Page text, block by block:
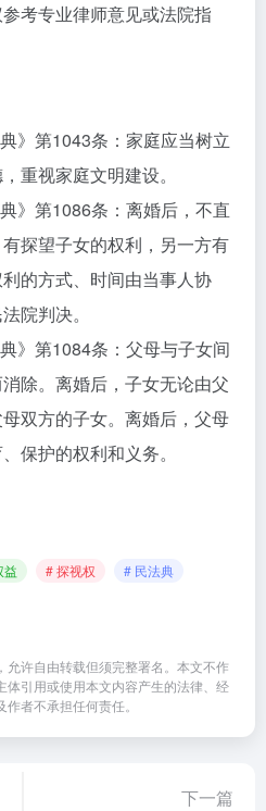
考专业律师意见或法院指
》第1043条：家庭应当树立
重视家庭文明建设。
》第1086条：离婚后，不直
探望子女的权利，另一方有
的方式、时间由当事人协
院判决。
》第1084条：父母与子女间
除。离婚后，子女无论由父
双方的子女。离婚后，父母
保护的权利和义务。
益 # 探视权
# 民法典
许自由转载但须完整署名。本文不作
体引用或使用本文内容产生的法律、经
者不承担任何责任。
下一篇